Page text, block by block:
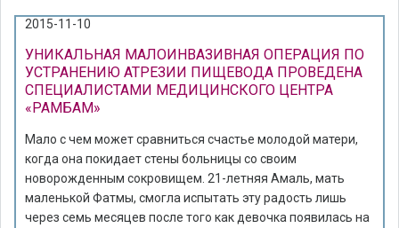
2015-11-10
УНИКАЛЬНАЯ МАЛОИНВАЗИВНАЯ ОПЕРАЦИЯ ПО
УСТРАНЕНИЮ АТРЕЗИИ ПИЩЕВОДА ПРОВЕДЕНА
СПЕЦИАЛИСТАМИ МЕДИЦИНСКОГО ЦЕНТРА
«РАМБАМ»
Мало с чем может сравниться счастье молодой матери,
когда она покидает стены больницы со своим
новорожденным сокровищем. 21-летняя Амаль, мать
маленькой Фатмы, смогла испытать эту радость лишь
через семь месяцев после того как девочка появилась на